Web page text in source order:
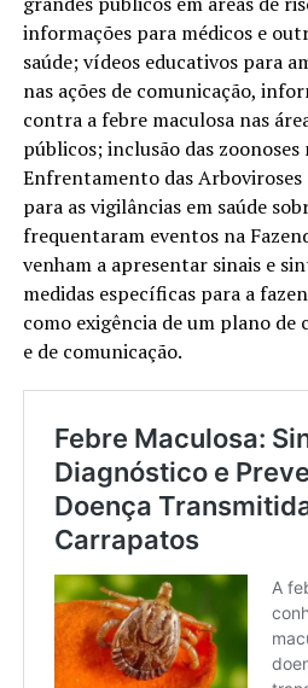
informações para médicos e
saúde; vídeos educativos para
nas ações de comunicação,
contra a febre maculosa nas
públicos; inclusão das zoonoses
Enfrentamento das
para as vigilâncias em saúde
frequentaram eventos na
venham a apresentar sinais e
medidas específicas para a
como exigência de um plano
e de comunicação.